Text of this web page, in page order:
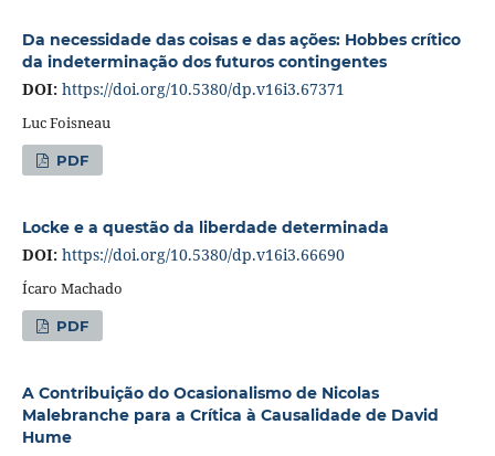
Da necessidade das coisas e das ações: Hobbes crítico
da indeterminação dos futuros contingentes
DOI: https://doi.org/10.5380/dp.v16i3.67371
Luc Foisneau
PDF
Locke e a questão da liberdade determinada
DOI: https://doi.org/10.5380/dp.v16i3.66690
Ícaro Machado
PDF
A Contribuição do Ocasionalismo de Nicolas
Malebranche para a Crítica à Causalidade de David
Hume